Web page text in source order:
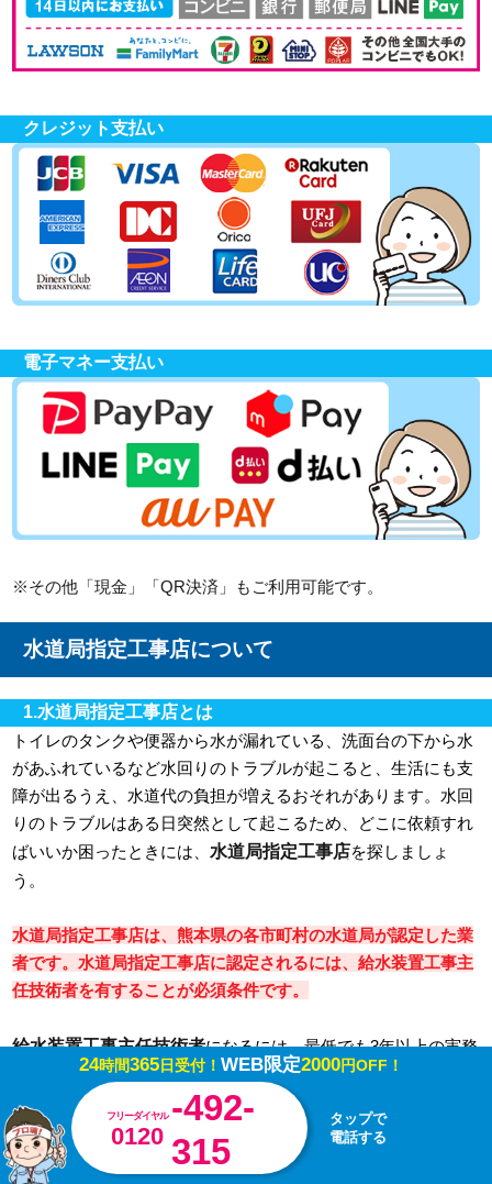
クレジット支払い
電子マネー支払い
※その他「現金」「QR決済」もご利用可能です。
水道局指定工事店について
1.水道局指定工事店とは
トイレのタンクや便器から水が漏れている、洗面台の下から水
があふれているなど水回りのトラブルが起こると、生活にも支
障が出るうえ、水道代の負担が増えるおそれがあります。水回
りのトラブルはある日突然として起こるため、どこに依頼すれ
ばいいか困ったときには、水道局指定工事店を探しましょ
う。
水道局指定工事店は、熊本県の各市町村の水道局が認定した業
者です。水道局指定工事店に認定されるには、給水装置工事主
任技術者を有することが必須条件です。
給水装置工事主任技術者になるには、最低でも3年以上の実務
経験が求められます。現場で実際に工事を担当して技能を高
め、現場対応力を高めた人に受験資格が与えられる、実務能力
を問う国家資格です。国家試験に合格すると厚生労働大臣から
免状が付与されます。
24時間365日受付！ WEB限定2000円OFF！
フリーダイヤル
0120
-492-
315
タップで
電話する